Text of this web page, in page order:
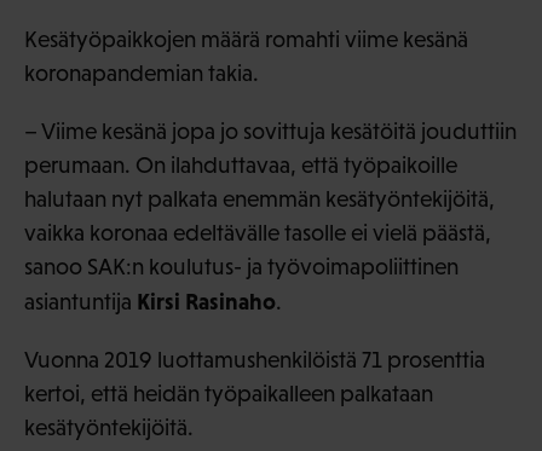
Kesätyöpaikkojen määrä romahti viime kesänä
koronapandemian takia.
– Viime kesänä jopa jo sovittuja kesätöitä jouduttiin
perumaan. On ilahduttavaa, että työpaikoille
halutaan nyt palkata enemmän kesätyöntekijöitä,
vaikka koronaa edeltävälle tasolle ei vielä päästä,
sanoo SAK:n koulutus- ja työvoimapoliittinen
asiantuntija Kirsi Rasinaho.
Vuonna 2019 luottamushenkilöistä 71 prosenttia
kertoi, että heidän työpaikalleen palkataan
kesätyöntekijöitä.